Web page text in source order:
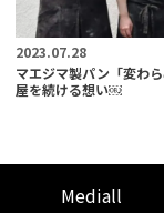
2023.07.28
マエジマ製パン「変わ
屋を続ける想い￼
Mediall